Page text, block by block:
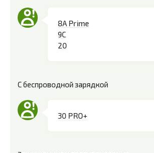
8A Prime
9C
20
С беспроводной зарядкой
30 PRO+